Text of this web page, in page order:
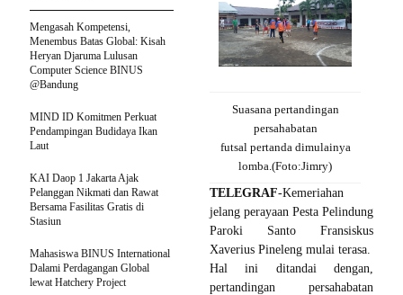
Suasana pertandingan
persahabatan
futsal pertanda dimulainya
lomba.(Foto:Jimry)
TELEGRAF-Kemeriahan
jelang perayaan Pesta Pelindung
Paroki Santo Fransiskus
Xaverius Pineleng mulai terasa.
Hal ini ditandai dengan,
pertandingan persahabatan
Mengasah Kompetensi,
Menembus Batas Global: Kisah
Heryan Djaruma Lulusan
Computer Science BINUS
@Bandung
MIND ID Komitmen Perkuat
Pendampingan Budidaya Ikan
Laut
KAI Daop 1 Jakarta Ajak
Pelanggan Nikmati dan Rawat
Bersama Fasilitas Gratis di
Stasiun
Mahasiswa BINUS International
Dalami Perdagangan Global
lewat Hatchery Project